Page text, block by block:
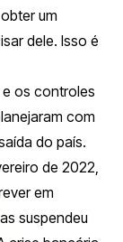
um
dele. Isso é
os controles
com
do país.
de 2022,
em
suspendeu